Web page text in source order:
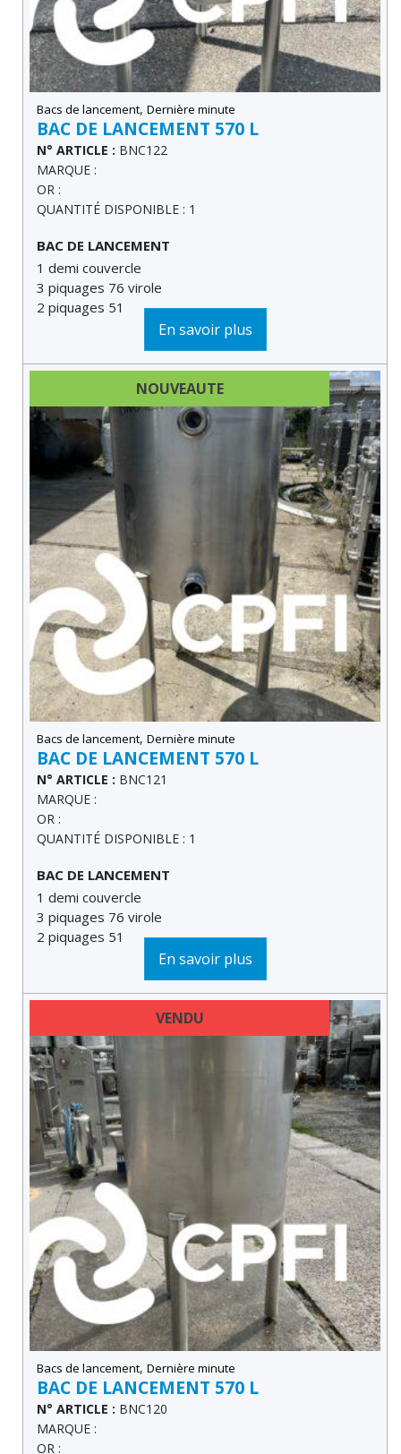
Bacs de lancement, Dernière minute
BAC DE LANCEMENT 570 L
N° ARTICLE : BNC122
MARQUE :
OR :
QUANTITÉ DISPONIBLE : 1
En savoir plus
BAC DE LANCEMENT
1 demi couvercle
3 piquages 76 virole
2 piquages 51
NOUVEAUTE
DERNIÈRE MINUTE
Bacs de lancement, Dernière minute
BAC DE LANCEMENT 570 L
N° ARTICLE : BNC121
MARQUE :
OR :
QUANTITÉ DISPONIBLE : 1
En savoir plus
BAC DE LANCEMENT
1 demi couvercle
3 piquages 76 virole
2 piquages 51
VENDU
DERNIÈRE MINUTE
Bacs de lancement, Dernière minute
BAC DE LANCEMENT 570 L
N° ARTICLE : BNC120
MARQUE :
OR :